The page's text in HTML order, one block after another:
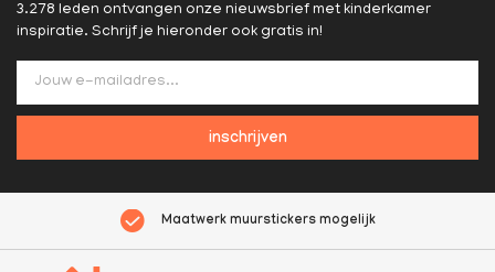
3.278 leden ontvangen onze nieuwsbrief met kinderkamer
inspiratie. Schrijf je hieronder ook gratis in!
inschrijven
Maatwerk muurstickers mogelijk